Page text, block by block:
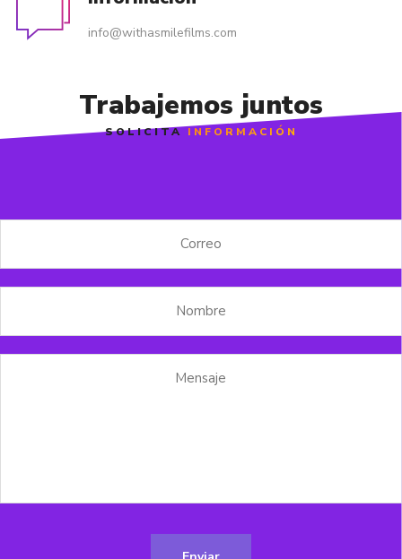
info@withasmilefilms.com
Trabajemos juntos
SOLICITA INFORMACIÓN